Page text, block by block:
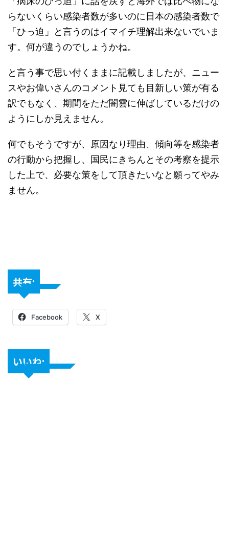
らないくらい感染者数が多いのに日本の感染者数で
「ひっ迫」と言うのはイマイチ理解出来ないでいま
す。何が違うのでしょうかね。
と言う事で思い付くままに記載しましたが、ニュー
スやお偉いさんのコメント見ても目新しい策が有る
訳でもなく、期間をただ闇雲に伸ばしているだけの
ようにしか見えません。
何でもそうですが、原因なり理由、傾向等を感染者
の行動から把握し、国民にきちんとその考察を提示
した上で、必要な策をして頂きたいなと願ってやみ
ません。
共有:
Facebook X
いいね: